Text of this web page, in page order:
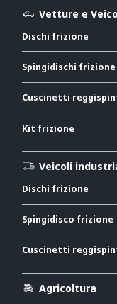
Vetture e
Dischi frizione
Spingidischi frizione
Cuscinetti
Kit frizione
Veicoli
Dischi frizione
Spingidisco frizione
Cuscinetti
Agricoltura